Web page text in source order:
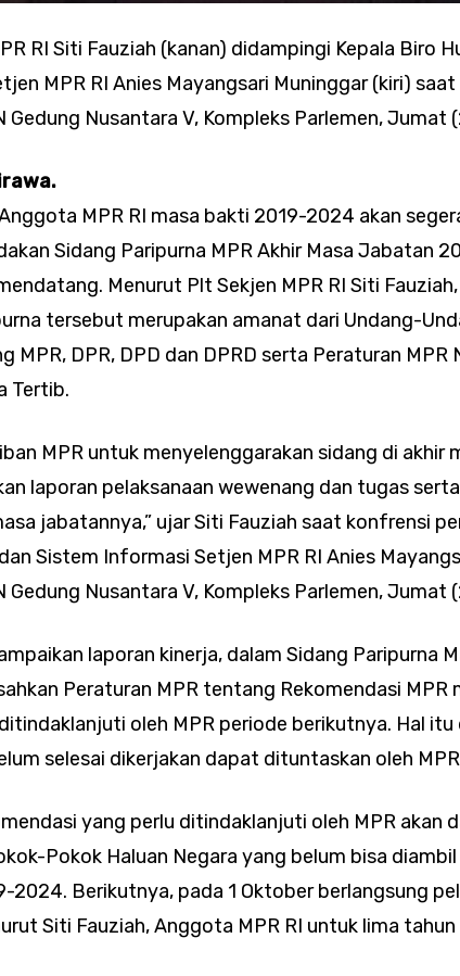
RI Siti Fauziah (kanan) didampingi Kepala Biro
MPR RI Anies Mayangsari Muninggar (kiri)
Gedung Nusantara V, Kompleks Parlemen, Jumat
MPR RI masa bakti 2019-2024 akan
Sidang Paripurna MPR Akhir Masa Jabatan
Menurut Plt Sekjen MPR RI Siti
tersebut merupakan amanat dari Undang-
MPR, DPR, DPD dan DPRD serta Peraturan MPR
Tertib.
MPR untuk menyelenggarakan sidang di akhir
laporan pelaksanaan wewenang dan tugas
jabatannya,” ujar Siti Fauziah saat konfrensi
Sistem Informasi Setjen MPR RI Anies
Gedung Nusantara V, Kompleks Parlemen, Jumat
laporan kinerja, dalam Sidang Paripurna
Peraturan MPR tentang Rekomendasi MPR
oleh MPR periode berikutnya. Hal itu
selesai dikerjakan dapat dituntaskan oleh
yang perlu ditindaklanjuti oleh MPR akan
Pokok Haluan Negara yang belum bisa
2024. Berikutnya, pada 1 Oktober berlangsung
Siti Fauziah, Anggota MPR RI untuk lima